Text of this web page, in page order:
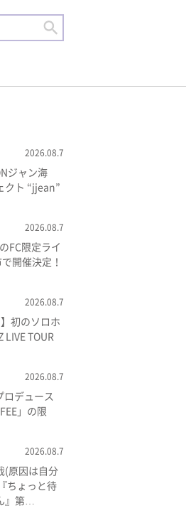
2026.08.7
ジャン海
クト “jjean”
2026.08.7
FC限定ライ
開催決定！
2026.08.7
初のソロホ
LIVE TOUR
2026.08.7
ロデュース
」の限
2026.08.7
(原因は自分
ちょっと待
』第…